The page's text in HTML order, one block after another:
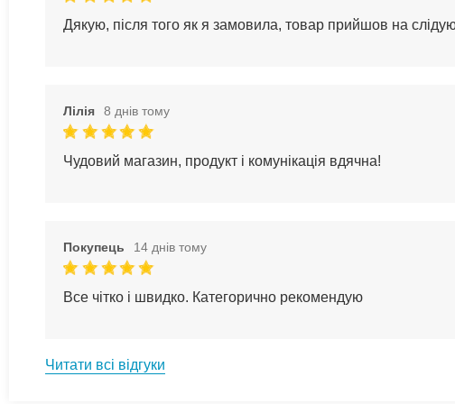
Дякую, після того як я замовила, товар прийшов на
Лілія 8 днів тому
Чудовий магазин, продукт і комунікація вдячна!
Покупець 14 днів тому
Все чітко і швидко. Категорично рекомендую
Читати всі відгуки